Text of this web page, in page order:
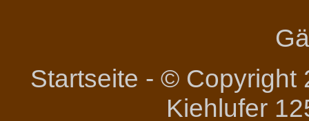
Startseite - © Copyright
Kiehlufer